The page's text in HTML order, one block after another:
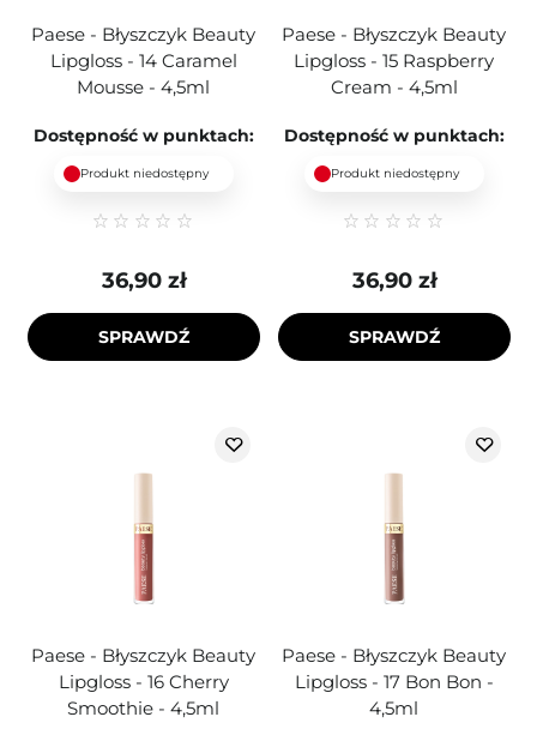
Paese - Błyszczyk Beauty
Lipgloss - 14 Caramel
Mousse - 4,5ml
Dostępność w punktach:
Produkt niedostępny
36,90 zł
SPRAWDŹ
Paese - Błyszczyk Beauty
Lipgloss - 15 Raspberry
Cream - 4,5ml
Dostępność w punktach:
Produkt niedostępny
36,90 zł
SPRAWDŹ
Paese - Błyszczyk Beauty
Lipgloss - 16 Cherry
Smoothie - 4,5ml
Paese - Błyszczyk Beauty
Lipgloss - 17 Bon Bon -
4,5ml